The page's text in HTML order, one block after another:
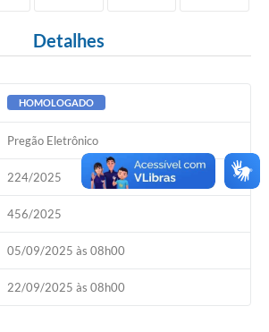
Detalhes
HOMOLOGADO
Pregão Eletrônico
224/2025
456/2025
05/09/2025 às 08h00
22/09/2025 às 08h00